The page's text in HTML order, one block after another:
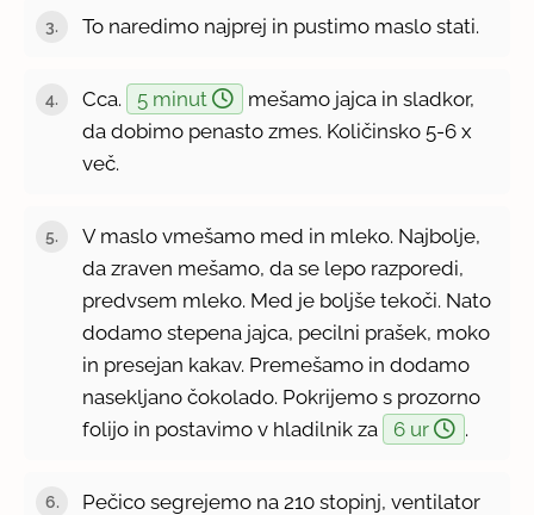
To naredimo najprej in pustimo maslo stati.
Cca. 5 minut
mešamo jajca in sladkor,
da dobimo penasto zmes. Količinsko 5-6 x
več.
V maslo vmešamo med in mleko. Najbolje,
da zraven mešamo, da se lepo razporedi,
predvsem mleko. Med je boljše tekoči. Nato
dodamo stepena jajca, pecilni prašek, moko
in presejan kakav. Premešamo in dodamo
nasekljano čokolado. Pokrijemo s prozorno
folijo in postavimo v hladilnik za
6 ur .
Pečico segrejemo na 210 stopinj, ventilator